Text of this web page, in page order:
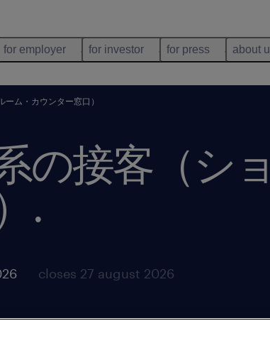
for employer for investor for press about
ム・カウンター窓口）
の接客（シ
.
closes 27 august 2026